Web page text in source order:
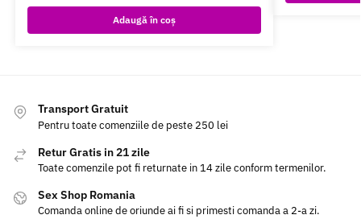
Adaugă în coș
Transport Gratuit
Pentru toate comenziile de peste 250 lei
Retur Gratis in 21 zile
Toate comenzile pot fi returnate in 14 zile conform termenilor.
Sex Shop Romania
Comanda online de oriunde ai fi si primesti comanda a 2-a zi.